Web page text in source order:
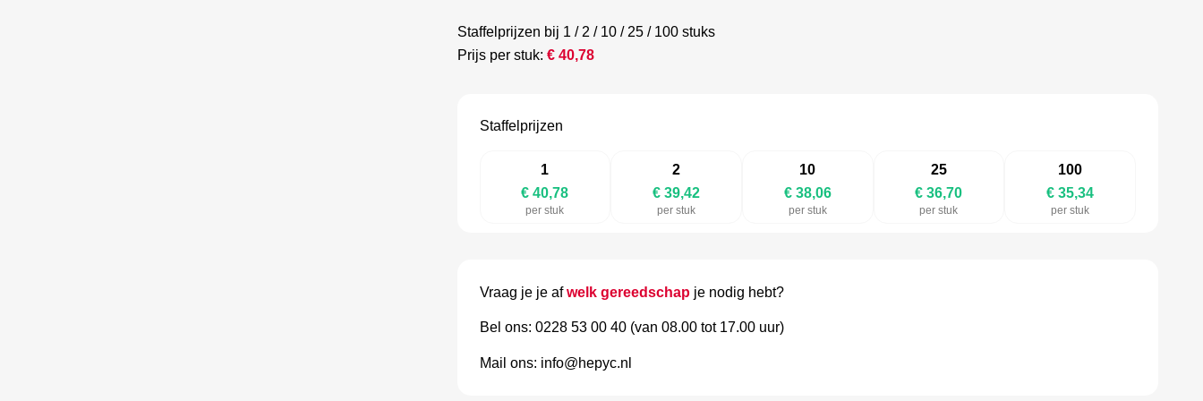
Staffelprijzen bij 1 / 2 / 10 / 25 / 100 stuks
Prijs per stuk: € 40,78
Staffelprijzen
1
€ 40,78
per stuk
2
€ 39,42
per stuk
10
€ 38,06
per stuk
25
€ 36,70
per stuk
100
€ 35,34
per stuk
Vraag je je afwelk gereedschapje nodig hebt?
Bel ons: 0228 53 00 40 (van 08.00 tot 17.00 uur)
Mail ons: info@hepyc.nl